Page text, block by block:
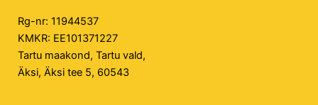
Rg-nr: 11944537
KMKR: EE101371227
Tartu maakond, Tartu vald,
Äksi, Äksi tee 5, 60543